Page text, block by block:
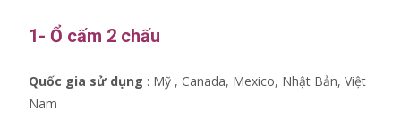
1- Ổ cấm 2 chấu
Quốc gia sử dụng : Mỹ , Canada, Mexico, Nhật Bản, Việt
Nam